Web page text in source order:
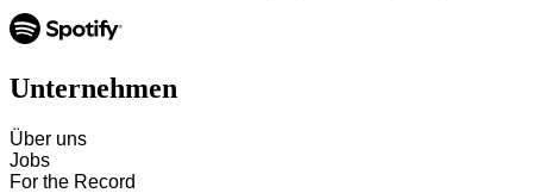
Unternehmen
Über uns
Jobs
For the Record